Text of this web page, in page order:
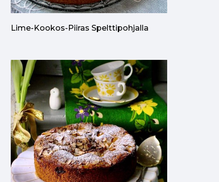
Lime-Kookos-Piiras Spelttipohjalla